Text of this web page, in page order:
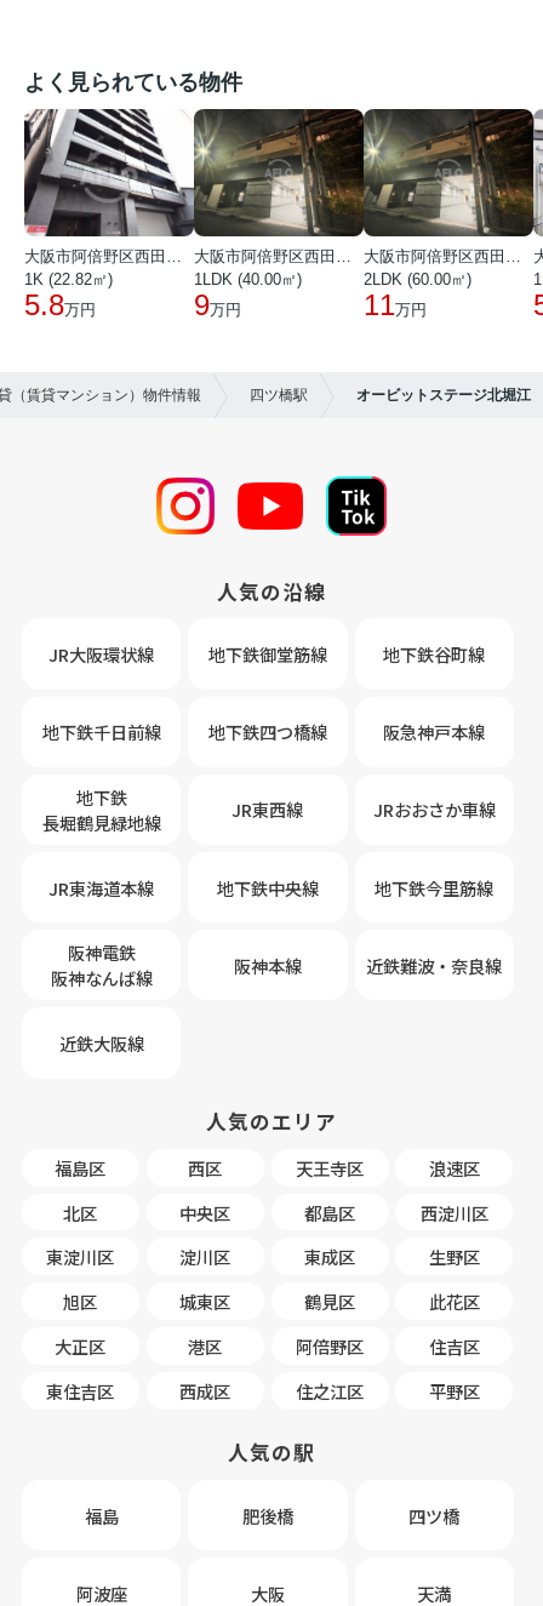
よく見られている物件
大阪市阿倍野区西田辺町１丁目
1K (22.82㎡)
5.8万円
大阪市阿倍野区西田辺町１丁目
1LDK (40.00㎡)
9万円
大阪市阿倍野区西田辺町１丁目
2LDK (60.00㎡)
11万円
（賃貸マンション）物件情報 四ツ橋駅 オービットステージ北堀江
人気の沿線
JR大阪環状線 地下鉄御堂筋線 地下鉄谷町線
地下鉄千日前線 地下鉄四つ橋線 阪急神戸本線
地下鉄
長堀鶴見緑地線
JR東西線 JRおおさか車線
JR東海道本線 地下鉄中央線 地下鉄今里筋線
阪神電鉄
阪神なんば線
阪神本線 近鉄難波・奈良線
近鉄大阪線
人気のエリア
福島区 西区 天王寺区
浪速区
北区
中央区 都島区
西淀川区
東淀川区
淀川区 東成区
生野区
旭区
城東区 鶴見区
此花区
大正区
港区 阿倍野区
住吉区
東住吉区
西成区 住之江区 平野区
人気の駅
福島 肥後橋 四ツ橋
阿波座 大阪 天満